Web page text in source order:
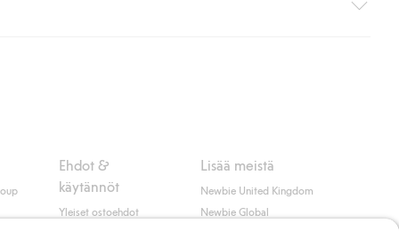
(ei koske kotiinkuljetusta). Toimituskulut
Ehdot &
käytännöt
Yleiset ostoehdot
Lisää meistä
Newbie United Kingdom
Newbie Global